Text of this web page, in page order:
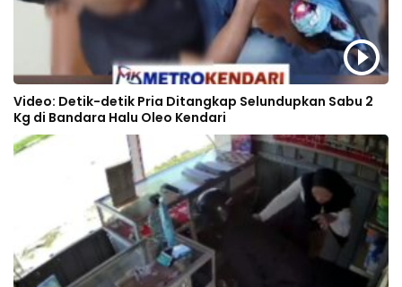
Video: Detik-detik Pria Ditangkap Selundupkan Sabu 2
Kg di Bandara Halu Oleo Kendari